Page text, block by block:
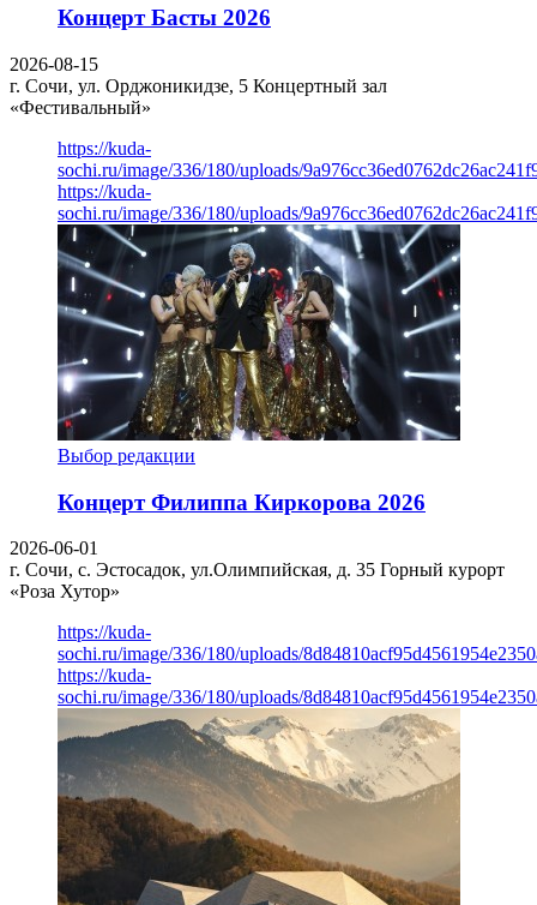
Концерт Басты 2026
2026-08-15
г. Сочи, ул. Орджоникидзе, 5 Концертный зал
«Фестивальный»
https://kuda-
sochi.ru/image/336/180/uploads/
https://kuda-
sochi.ru/image/336/180/uploads/
Выбор редакции
Концерт Филиппа Киркорова 2026
2026-06-01
г. Сочи, с. Эстосадок, ул.Олимпийская, д. 35 Горный курорт
«Роза Хутор»
https://kuda-
sochi.ru/image/336/180/uploads/
https://kuda-
sochi.ru/image/336/180/uploads/